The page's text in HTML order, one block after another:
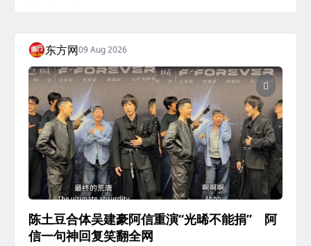
东方网09 Aug 2026
陈土豆合体吴建豪阿信重演“光晞不能捐” 阿
信一句神回复笑翻全网